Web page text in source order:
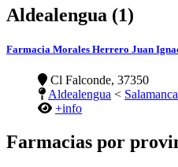
Aldealengua (1)
Farmacia Morales Herrero Juan
Cl Falconde, 37350
Aldealengua < Salamanca
+info
Farmacias por